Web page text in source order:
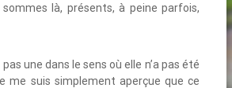
sommes là, présents, à peine parfois,
une dans le sens où elle n’a pas été
me suis simplement aperçue que ce